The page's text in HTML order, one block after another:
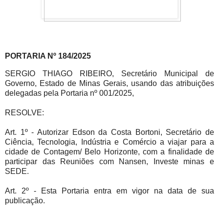
PORTARIA Nº 184/2025
SERGIO THIAGO RIBEIRO, Secretário Municipal de
Governo, Estado de Minas Gerais, usando das atribuições
delegadas pela Portaria nº 001/2025,
RESOLVE:
Art. 1º - Autorizar Edson da Costa Bortoni, Secretário de
Ciência, Tecnologia, Indústria e Comércio a viajar para a
cidade de Contagem/ Belo Horizonte, com a finalidade de
participar das Reuniões com Nansen, Investe minas e
SEDE.
Art. 2º - Esta Portaria entra em vigor na data de sua
publicação.